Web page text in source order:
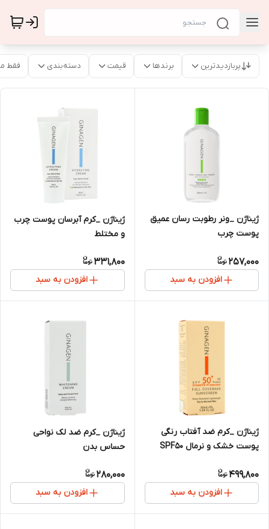
پربازدیدترین برندها قیمت دسته‌بندی فقط
ژیناژن _ونر رطوبت رسان عمیق
پوست چرب
257,000
افزودن به سبد
ژیناژن _کرم آبرسان پوست چرب
و مختلط
331,800
افزودن به سبد
ژیناژن _کرم ضد آفتاب رنگی
پوست خشک و نرمال SPF50
499,800
افزودن به سبد
ژیناژن _کرم ضد لک نواحی
حساس بدن
280,000
افزودن به سبد